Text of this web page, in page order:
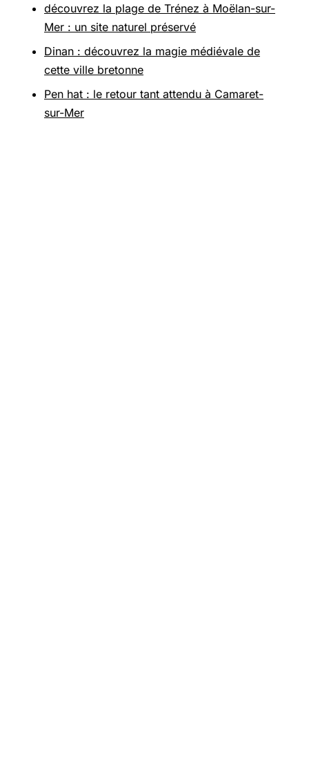
découvrez la plage de Trénez à Moëlan-sur-
Mer : un site naturel préservé
Dinan : découvrez la magie médiévale de
cette ville bretonne
Pen hat : le retour tant attendu à Camaret-
sur-Mer